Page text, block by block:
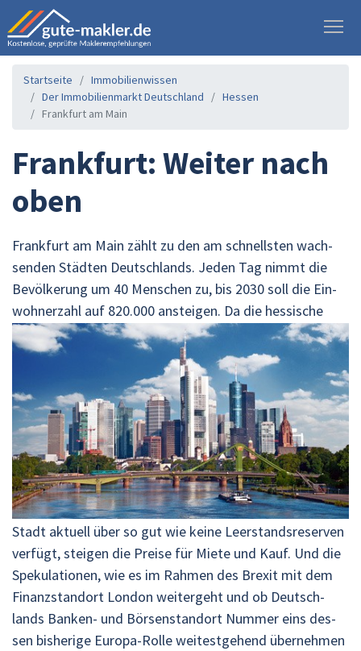
Start­sei­te
Im­mo­bi­li­en­wis­sen
Der Im­mo­bi­li­en­markt Deutsch­land
Hes­sen
Frank­furt am Main
Frank­furt: Wei­ter nach
oben
Frank­furt am Main zählt zu den am schnells­ten wach­
sen­den Städ­ten Deutsch­lands. Jeden Tag nimmt die
Be­völ­ke­rung um 40 Men­schen zu, bis 2030 soll die Ein­
woh­ner­zahl auf 820.000 an­stei­gen. Da die hes­si­sche
Stadt ak­tu­ell über so gut wie keine Leer­stands­re­ser­ven
ver­fügt, stei­gen die Prei­se für Miete und Kauf. Und die
Spe­ku­la­tio­nen, wie es im Rah­men des Brex­it mit dem
Fi­nanz­stand­ort Lon­don wei­ter­geht und ob Deutsch­
lands Ban­ken- und Bör­sen­stand­ort Num­mer eins des­
sen bis­he­ri­ge Eu­ro­pa-Rolle wei­test­ge­hend über­neh­men